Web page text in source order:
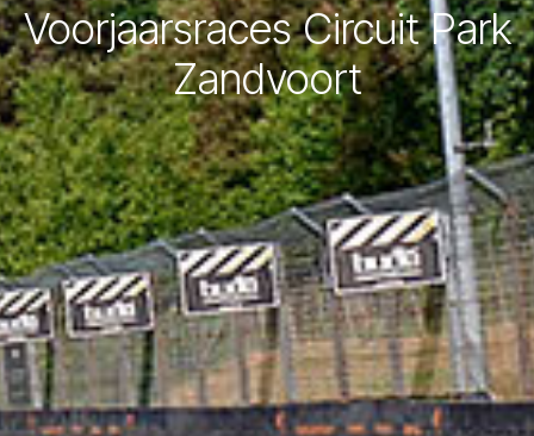
Voorjaarsraces Circuit Park
Zandvoort